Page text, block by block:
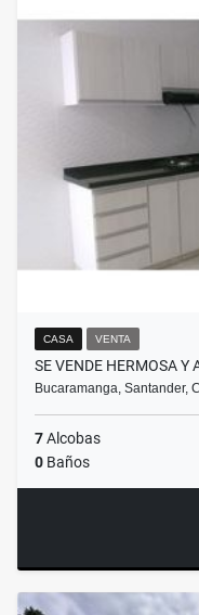
CASA VENTA
SE VENDE HERMOSA Y
Bucaramanga, Santander,
7Alcobas
0 Baños